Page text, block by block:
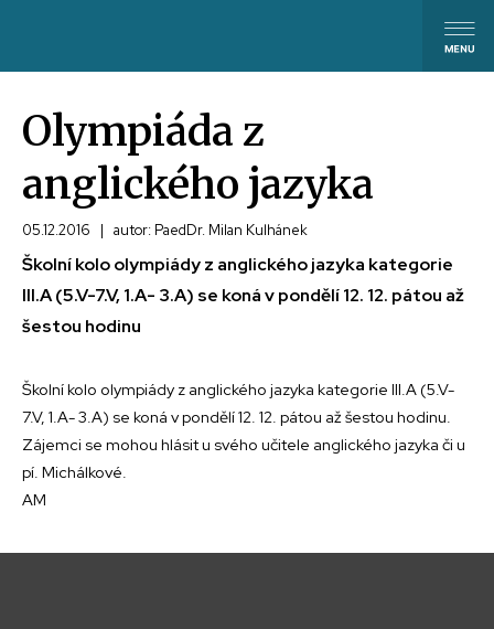
Olympiáda z
anglického jazyka
05.12.2016 | autor: PaedDr. Milan Kulhánek
Školní kolo olympiády z anglického jazyka kategorie
III.A (5.V-7.V, 1.A- 3.A) se koná v pondělí 12. 12. pátou až
šestou hodinu
Školní kolo olympiády z anglického jazyka kategorie III.A (5.V-
7.V, 1.A- 3.A) se koná v pondělí 12. 12. pátou až šestou hodinu.
Zájemci se mohou hlásit u svého učitele anglického jazyka či u
pí. Michálkové.
AM